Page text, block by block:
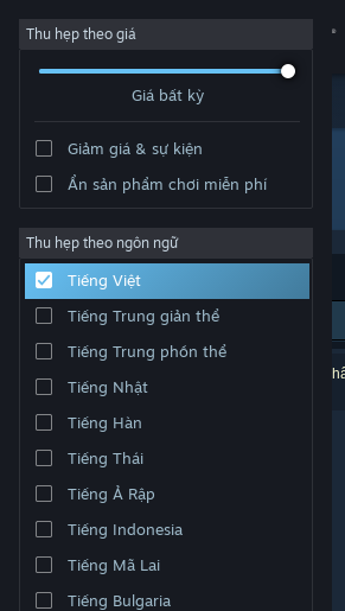
Đăng nhập
Cộng đồng
Thông tin
Hỗ trợ
Thay đổi ngôn ngữ
Cài ứng dụng Steam di động
Xem web cho desktop
Thu hẹp theo giá
Giá bất kỳ
Giảm giá & sự kiện
Ẩn sản phẩm chơi miễn phí
Thu hẹp theo ngôn ngữ
Tiếng Việt
Tiếng Trung giản thể
Tiếng Trung phồn thể
Tiếng Nhật
Tiếng Hàn
Tiếng Thái
Tiếng Ả Rập
Tiếng Indonesia
Tiếng Mã Lai
Tiếng Bulgaria
Nhà phát triển: Max Design
Xếp theo Độ liên quan
0 kết quả phù hợp tìm kiếm của bạn. 1 tựa sản
trừ dựa trên tùy chỉnh của bạn.